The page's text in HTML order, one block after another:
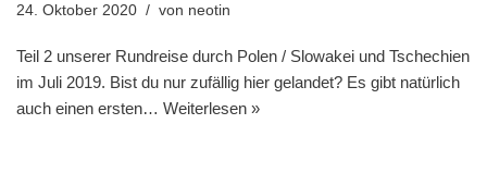
24. Oktober 2020 von neotin
Teil 2 unserer Rundreise durch Polen / Slowakei und Tschechien
im Juli 2019. Bist du nur zufällig hier gelandet? Es gibt natürlich
auch einen ersten… Weiterlesen »